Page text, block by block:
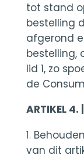
tot stand
bestelling
afgerond
bestelling,
lid 1, zo
de
ARTIKEL 4.
van dit